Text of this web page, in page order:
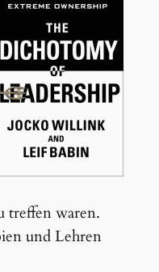
treffen waren.
und Lehren